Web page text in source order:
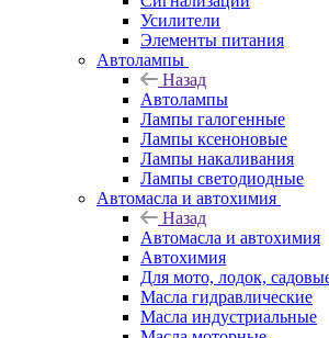
Усилители
Элементы питания
Автолампы
Назад
Автолампы
Лампы галогенные
Лампы ксеноновые
Лампы накаливания
Лампы светодиодные
Автомасла и автохимия
Назад
Автомасла и автохимия
Автохимия
Для мото, лодок,
Масла гидравлические
Масла индустриальные